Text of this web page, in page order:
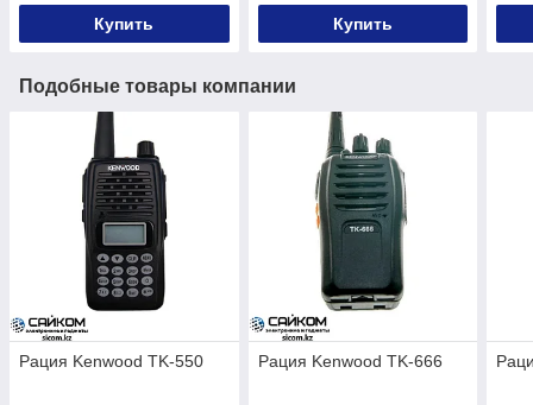
Купить Купить
Подобные товары компании
Рация Kenwood TK-550 Рация Kenwood TK-666